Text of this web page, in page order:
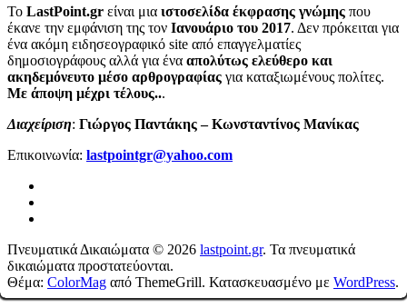
To LastPoint.gr είναι μια ιστοσελίδα έκφρασης γνώμης που
έκανε την εμφάνιση της τον Ιανουάριο του 2017. Δεν πρόκειται για
ένα ακόμη ειδησεογραφικό site από επαγγελματίες
δημοσιογράφους αλλά για ένα απολύτως ελεύθερο και
ακηδεμόνευτο μέσο αρθρογραφίας για καταξιωμένους πολίτες.
Με άποψη μέχρι τέλους...
Διαχείριση: Γιώργος Παντάκης – Κωνσταντίνος Μανίκας
Επικοινωνία: lastpointgr@yahoo.com
Πνευματικά Δικαιώματα © 2026 lastpoint.gr. Τα πνευματικά
δικαιώματα προστατεύονται.
Θέμα: ColorMag από ThemeGrill. Κατασκευασμένο με WordPress.